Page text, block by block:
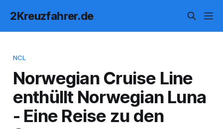
2Kreuzfahrer.de
NCL
Norwegian Cruise Line
enthüllt Norwegian Luna
- Eine Reise zu den